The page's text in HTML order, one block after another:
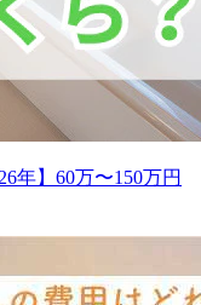
年】60万〜150万円